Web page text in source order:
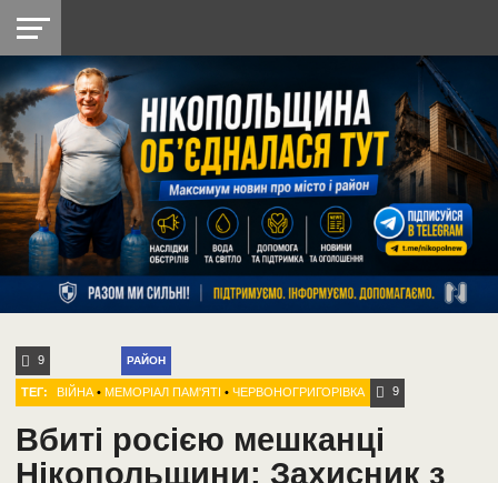
НІКОПОЛЬ
РАЙОН
СІЧЕСЛАВСЬКА
УКРАЇНА
РЕТРО
НІКОПОЛЬ
ЛАЙТ
УКРАЇНА
ДОПОМОГА
РАДІО
9 РАЙОН
ТЕГ: ВІЙНА •МЕМОРІАЛ ПАМ'ЯТІ •ЧЕРВОНОГРИГОРІВКА 9
Вбиті росією мешканці
Нікопольщини: Захисник з